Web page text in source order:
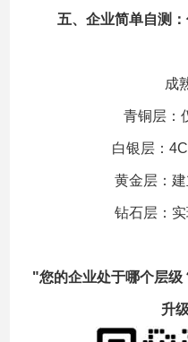
五、企业简单自测
成
青铜层：
白银层：
黄金层：
钻石层：
"您的企业处于哪个层级
升